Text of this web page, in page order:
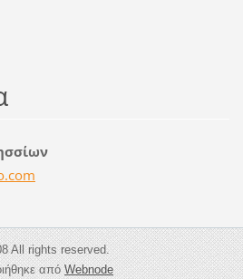
com
All rights reserved.
απόWebnode